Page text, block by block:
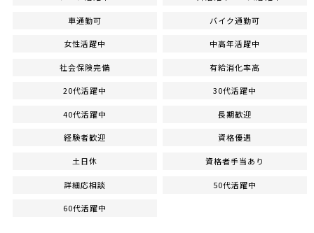
車通勤可 バイク通勤可
女性活躍中 中高年活躍中
社会保険完備 有給消化率高
20代活躍中 30代活躍中
40代活躍中 長期歓迎
経験者歓迎 資格優遇
土日休 資格者手当あり
詳細応相談 50代活躍中
60代活躍中